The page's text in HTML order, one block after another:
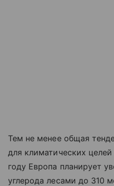
Тем не менее общая
для климатических
году Европа планирует
углерода лесами до 310